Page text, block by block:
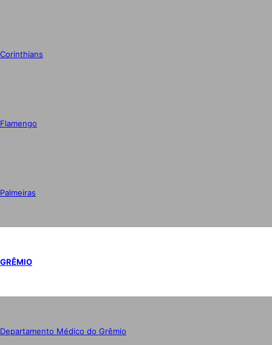
Corinthians
Flamengo
Palmeiras
GRÊMIO
Departamento Médico do Grêmio